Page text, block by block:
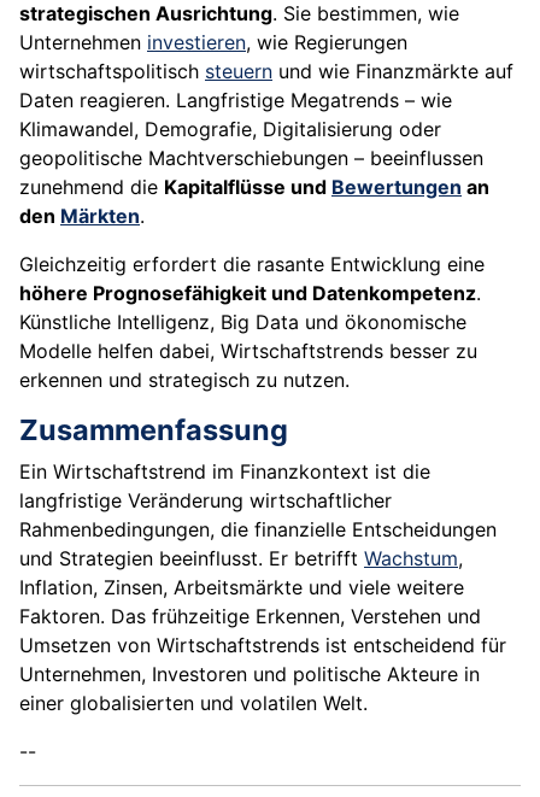
strategischen Ausrichtung. Sie bestimmen, wie
Unternehmen investieren, wie Regierungen
wirtschaftspolitisch steuern und wie Finanzmärkte auf
Daten reagieren. Langfristige Megatrends – wie
Klimawandel, Demografie, Digitalisierung oder
geopolitische Machtverschiebungen – beeinflussen
zunehmend die Kapitalflüsse und Bewertungen an
den Märkten.
Gleichzeitig erfordert die rasante Entwicklung eine
höhere Prognosefähigkeit und Datenkompetenz.
Künstliche Intelligenz, Big Data und ökonomische
Modelle helfen dabei, Wirtschaftstrends besser zu
erkennen und strategisch zu nutzen.
Zusammenfassung
Ein Wirtschaftstrend im Finanzkontext ist die
langfristige Veränderung wirtschaftlicher
Rahmenbedingungen, die finanzielle Entscheidungen
und Strategien beeinflusst. Er betrifft Wachstum,
Inflation, Zinsen, Arbeitsmärkte und viele weitere
Faktoren. Das frühzeitige Erkennen, Verstehen und
Umsetzen von Wirtschaftstrends ist entscheidend für
Unternehmen, Investoren und politische Akteure in
einer globalisierten und volatilen Welt.
--